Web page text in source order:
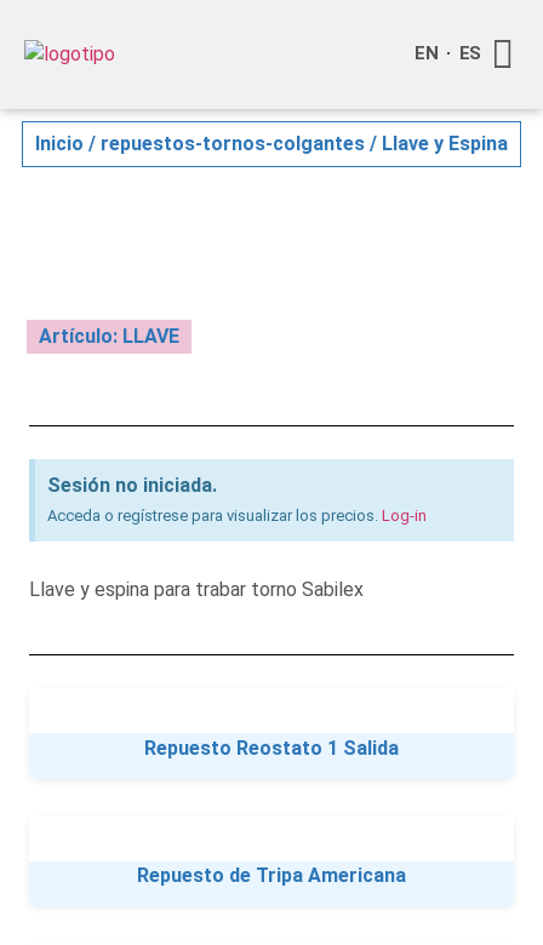
EN ES
Inicio / repuestos-tornos-colgantes / Llave y Espina
Artículo: LLAVE
Sesión no iniciada.
Acceda o regístrese para visualizar los precios. Log-in
Llave y espina para trabar torno Sabilex
Repuesto Reostato 1 Salida
Repuesto de Tripa Americana